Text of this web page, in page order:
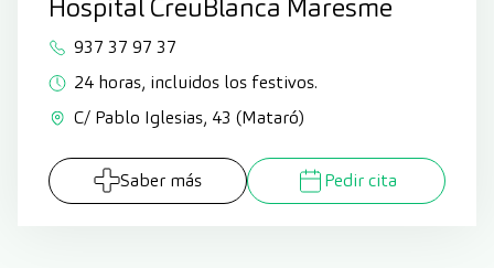
Hospital CreuBlanca Maresme
937 37 97 37
24 horas, incluidos los festivos.
C/ Pablo Iglesias, 43 (Mataró)
Saber más Pedir cita